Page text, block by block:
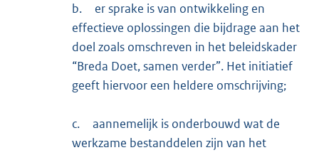
b.
er sprake is van ontwikkeling en
effectieve oplossingen die bijdrage aan het
doel zoals omschreven in het beleidskader
“Breda Doet, samen verder”. Het initiatief
geeft hiervoor een heldere omschrijving;
c.
aannemelijk is onderbouwd wat de
werkzame bestanddelen zijn van het